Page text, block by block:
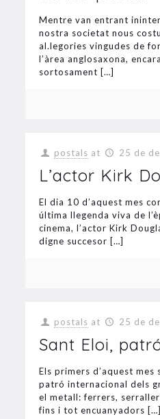
Mentre van entrant
nostra societat nous
al.legories vingudes de
l’àrea anglosaxona,
sortosament […]
postals at 25 de
L’actor Kirk
El dia 10 d’aquest mes
última llegenda viva de
cinema, l’actor Kirk
digne succesor […]
postals at 25 de
Sant Eloi,
Els primers d’aquest mes
patró internacional dels
el metall: ferrers,
fins i tot encuanyadors […]